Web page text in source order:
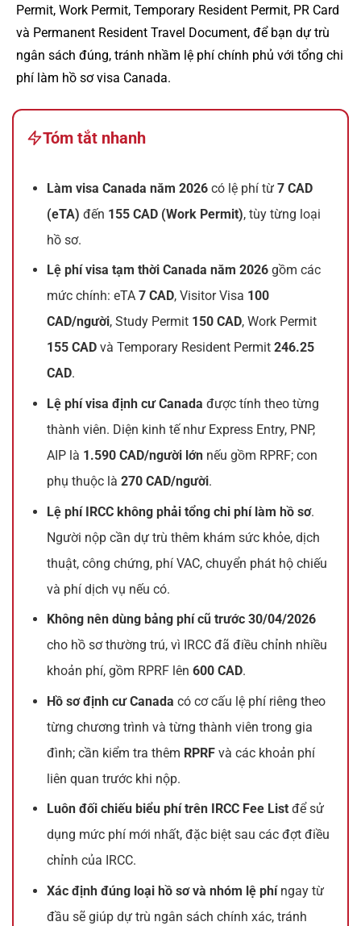
Permit, Work Permit, Temporary Resident Permit, PR Card
và Permanent Resident Travel Document, để bạn dự trù
ngân sách đúng, tránh nhầm lệ phí chính phủ với tổng chi
phí làm hồ sơ visa Canada.
Tóm tắt nhanh
Làm visa Canada năm 2026 có lệ phí từ7 CAD
(eTA) đến 155 CAD (Work Permit), tùy từng loại
hồ sơ.
Lệ phí visa tạm thời Canada năm 2026 gồm các
mức chính: eTA7 CAD, Visitor Visa 100
CAD/người, Study Permit 150 CAD, Work Permit
155 CAD và Temporary Resident Permit246.25
CAD.
Lệ phí visa định cư Canada được tính theo từng
thành viên. Diện kinh tế như Express Entry, PNP,
AIP là 1.590 CAD/người lớn nếu gồm RPRF; con
phụ thuộc là270 CAD/người.
Lệ phí IRCC không phải tổng chi phí làm hồ sơ.
Người nộp cần dự trù thêm khám sức khỏe, dịch
thuật, công chứng, phí VAC, chuyển phát hộ chiếu
và phí dịch vụ nếu có.
Không nên dùng bảng phí cũ trước 30/04/2026
cho hồ sơ thường trú, vì IRCC đã điều chỉnh nhiều
khoản phí, gồm RPRF lên600 CAD.
Hồ sơ định cư Canada có cơ cấu lệ phí riêng theo
từng chương trình và từng thành viên trong gia
đình; cần kiểm tra thêm RPRF và các khoản phí
liên quan trước khi nộp.
Luôn đối chiếu biểu phí trên IRCC Fee List để sử
dụng mức phí mới nhất, đặc biệt sau các đợt điều
chỉnh của IRCC.
Xác định đúng loại hồ sơ và nhóm lệ phíngay từ
đầu sẽ giúp dự trù ngân sách chính xác, tránh